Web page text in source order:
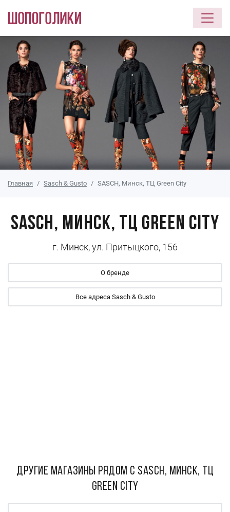
Перейти к основному содержанию
Главная Sasch & Gusto SASCH, Минск, ТЦ Green City
SASCH, Минск, ТЦ Green City
г. Минск, ул. Притыцкого, 156
О бренде
Все адреса Sasch & Gusto
ДРУГИЕ МАГАЗИНЫ РЯДОМ С SASCH, Минск, ТЦ
Green City